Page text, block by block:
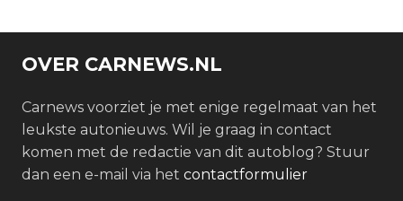
OVER CARNEWS.NL
Carnews voorziet je met enige regelmaat van het
leukste autonieuws. Wil je graag in contact
komen met de redactie van dit autoblog? Stuur
dan een e-mail via het contactformulier